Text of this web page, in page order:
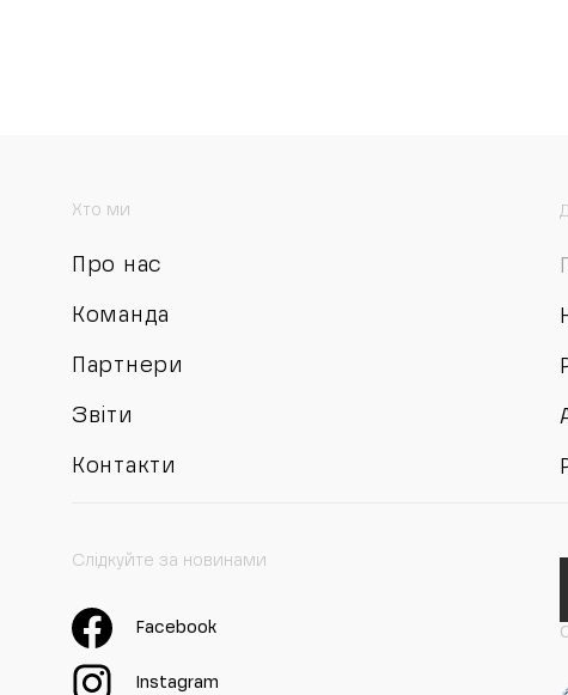
Хто ми
Про нас
Команда
Партнери
Звіти
Контакти
Слідкуйте за новинами
Facebook
Instagram